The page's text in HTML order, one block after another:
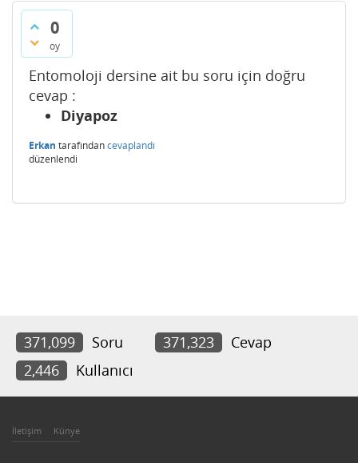
0
oy
Entomoloji dersine ait bu soru için doğru
cevap :
Diyapoz
Erkan tarafındancevaplandı
düzenlendi
371,099 Soru 371,323
Cevap
2,446
Kullanıcı
İletişim Künye